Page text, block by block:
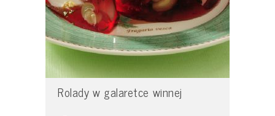
Rolady w galaretce winnej